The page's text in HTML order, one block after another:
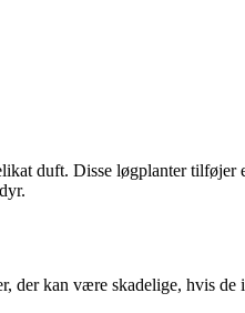
duft. Disse løgplanter
der kan være skadelige, hvis